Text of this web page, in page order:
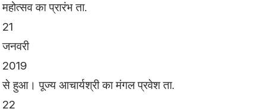
महोत्सव का प्रारंभ ता.
21
जनवरी
2019
से हुआ। पूज्य आचार्यश्री का मंगल प्रवेश ता.
22